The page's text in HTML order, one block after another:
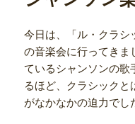
今日は、「ル・クラ
の音楽会に行ってきま
ているシャンソンの歌
るほど、クラシックと
がなかなかの迫力でし